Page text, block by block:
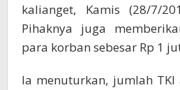
kalianget, Kamis (28/7/
Pihaknya juga
para korban sebesar Rp 1
Ia menuturkan, jumlah TKI